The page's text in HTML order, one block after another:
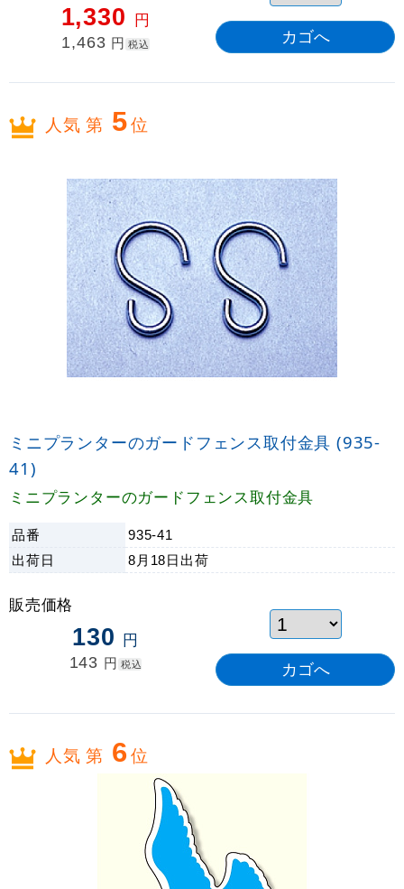
1,330 円
1,463 円 税込
人気 第 5位
ミニプランターのガードフェンス取付金具 (935-
41)
ミニプランターのガードフェンス取付金具
品番 935-41
出荷日 8月18日 出荷
販売価格
130 円
143 円 税込
人気 第 6位